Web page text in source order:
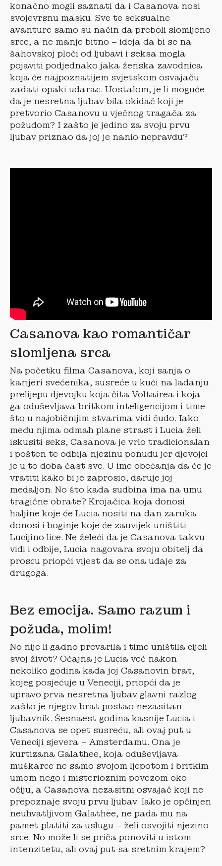
konačno mogli saznati da i Casanova nosi
svojevrsnu masku. Sve te seksualne
avanture samo su način da preboli slomljeno
srce, a ne manje bitno – ideja da bi se na
šahovskoj ploči od ljubavi i seksa mogla
pojaviti podjednako jaka ženska zavodnica
koja će najpoznatijem svjetskom osvajaču
zadati opaki udarac. Uostalom, je li moguće
da je nesretna ljubav bila okidač koji je
pretvorio Casanovu u vječnog tragača za
požudom? I zašto je jedino za svoju prvu
ljubav priznao da joj je nanio nepravdu?
Casanova kao romantičar
slomljena srca
Na početku filma Casanova, koji sanja o
karijeri svećenika, susreće u kući na ladanju
prelijepu djevojku koja čita Voltairea i koja
ga oduševljava britkom inteligencijom i time
što u najobičnijim stvarima vidi čudo. Iako
među njima odmah plane strast i Lucia želi
iskusiti seks, Casanova je vrlo tradicionalan
i pošten te odbija njezinu ponudu jer djevojci
je u to doba čast sve. U ime obećanja da će je
vratiti kako bi je zaprosio, daruje joj
medaljon. No što kada sudbina ima na umu
tragične obrate? Krojačica koja donosi
haljine koje će Lucia nositi na dan zaruka
donosi i boginje koje će zauvijek uništiti
Lucijino lice. Ne želeći da je Casanova takvu
vidi i odbije, Lucia nagovara svoju obitelj da
proscu priopći vijest da se ona udaje za
drugoga.
Bez emocija. Samo razum i
požuda, molim!
No nije li gadno prevarila i time uništila cijeli
svoj život? Očajna je Lucia već nakon
nekoliko godina kada joj Casanovin brat,
kojeg posjećuje u Veneciji, priopći da je
upravo prva nesretna ljubav glavni razlog
zašto je njegov brat postao nezasitan
ljubavnik. Šesnaest godina kasnije Lucia i
Casanova se opet susreću, ali ovaj put u
Veneciji sjevera – Amsterdamu. Ona je
kurtizana Galathee, koja oduševljava
muškarce ne samo svojom ljepotom i britkim
umom nego i misterioznim povezom oko
očiju, a Casanova nezasitni osvajač koji ne
prepoznaje svoju prvu ljubav. Iako je opčinjen
neuhvatljivom Galathee, ne pada mu na
pamet platiti za uslugu – želi osvojiti njezino
srce. No može li se priča ponoviti u istom
intenzitetu, ali ovaj put sa sretnim krajem?